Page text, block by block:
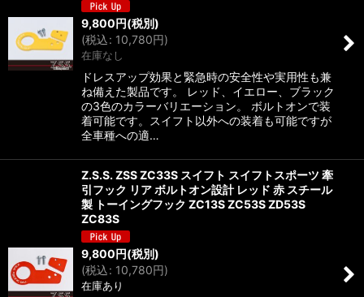
9,800円(税別)
(税込: 10,780円)
在庫なし
ドレスアップ効果と緊急時の安全性や実用性も兼
ね備えた製品です。 レッド、イエロー、ブラック
の3色のカラーバリエーション。 ボルトオンで装
着可能です。スイフト以外への装着も可能ですが
全車種への適…
Z.S.S. ZSS ZC33S スイフト スイフトスポーツ 牽
引フック リア ボルトオン設計 レッド 赤 スチール
製 トーイングフック ZC13S ZC53S ZD53S
ZC83S
9,800円(税別)
(税込: 10,780円)
在庫あり